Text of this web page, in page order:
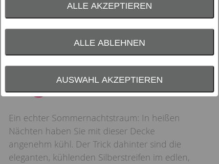
ALLE AKZEPTIEREN
ALLE ABLEHNEN
AUSWAHL AKZEPTIEREN
Ein echter Sommernachtstraum: In heißen
Nächten haben Sie mit dieser Decke
angenehm kühl. Der Trick dahinter sind die
eleganten, kühlenden Silberstreifen im edlen,